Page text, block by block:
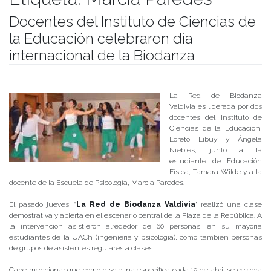
Docentes del Instituto de Ciencias de
la Educación celebraron día
internacional de la Biodanza
La Red de Biodanza
Valdivia es liderada por dos
docentes del Instituto de
Ciencias de la Educación,
Loreto Libuy y Ángela
Niebles, junto a la
estudiante de Educación
Física, Tamara Wilde y a la
docente de la Escuela de Psicología, Marcia Paredes.
El pasado jueves, “ La Red de Biodanza Valdivia” realizó una clase
demostrativa y abierta en el escenario central de la Plaza de la República. A
la intervención asistieron alrededor de 60 personas, en su mayoría
estudiantes de la UACh (ingeniería y psicología), como también personas
de grupos de asistentes regulares a clases.